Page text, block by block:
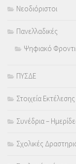
Νεοδιόριστοι
Πανελλαδικές
Ψηφιακό
ΠΥΣΔΕ
Στοιχεία
Συνέδρια –
Σχολικές